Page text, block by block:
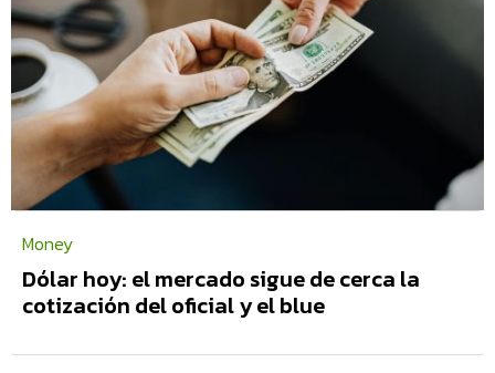
Money
Dólar hoy: el mercado sigue de cerca la
cotización del oficial y el blue